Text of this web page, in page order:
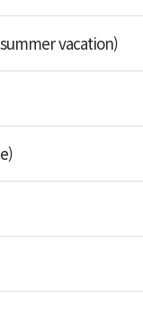
vacation)